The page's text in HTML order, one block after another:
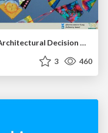
Technical Leadership for Architectural Decision Making
3 460